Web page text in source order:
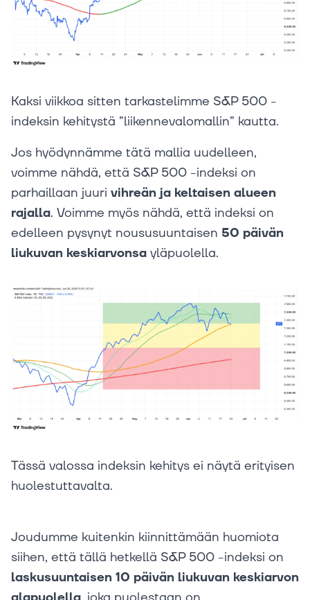
Kaksi viikkoa sitten tarkastelimme S&P 500 -
indeksin kehitystä ”liikennevalomallin” kautta.
Jos hyödynnämme tätä mallia uudelleen,
voimme nähdä, että S&P 500 -indeksi on
parhaillaan juuri vihreän ja keltaisen alueen
rajalla. Voimme myös nähdä, että indeksi on
edelleen pysynyt noususuuntaisen 50 päivän
liukuvan keskiarvonsa yläpuolella.
Tässä valossa indeksin kehitys ei näytä erityisen
huolestuttavalta.
Joudumme kuitenkin kiinnittämään huomiota
siihen, että tällä hetkellä S&P 500 -indeksi on
laskusuuntaisen 10 päivän liukuvan keskiarvon